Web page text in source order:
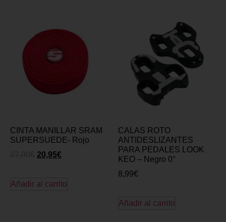
CINTA MANILLAR SRAM
SUPERSUEDE- Rojo
20,95€
Añadir al carrito
CALAS ROTO
ANTIDESLIZANTES
PARA PEDALES LOOK
KEO – Negro 0°
8,99€
Añadir al carrito